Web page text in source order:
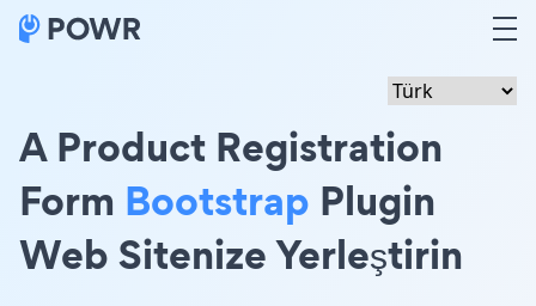
A Product Registration
Form Bootstrap Plugin
Web Sitenize Yerleştirin